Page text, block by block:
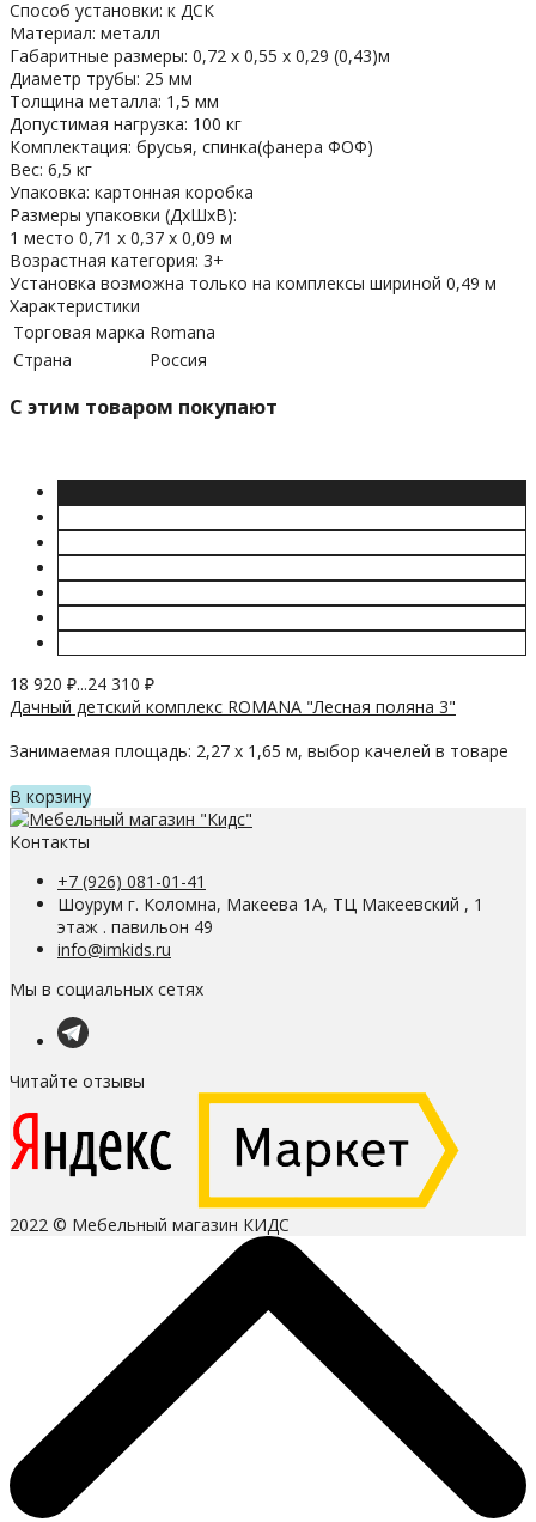
Способ установки: к ДСК
Материал: металл
Габаритные размеры: 0,72 х 0,55 х 0,29 (0,43)м
Диаметр трубы: 25 мм
Толщина металла: 1,5 мм
Допустимая нагрузка: 100 кг
Комплектация: брусья, спинка(фанера ФОФ)
Вес: 6,5 кг
Упаковка: картонная коробка
Размеры упаковки (ДхШхВ):
1 место 0,71 х 0,37 х 0,09 м
Возрастная категория: 3+
Установка возможна только на комплексы шириной 0,49 м
Характеристики
Торговая марка Romana
Страна
Россия
C этим товаром покупают
18 920 ₽...24 310 ₽
Дачный детский комплекс ROMANA "Лесная поляна 3"
Занимаемая площадь: 2,27 х 1,65 м, выбор качелей в товаре
В корзину
Контакты
+7 (926) 081-01-41
Шоурум г. Коломна, Макеева 1А, ТЦ Макеевский , 1
этаж . павильон 49
info@imkids.ru
Мы в социальных сетях
Читайте отзывы
2022 © Мебельный магазин КИДС